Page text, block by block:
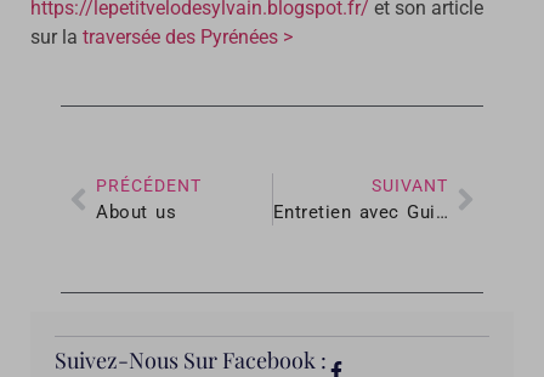
https://lepetitvelodesylvain.blogspot.fr/ et son article
sur la traversée des Pyrénées >
PRÉCÉDENT
About us
SUIVANT
Entretien avec Guillaume de Cycloblog
Suivez-Nous Sur Facebook :